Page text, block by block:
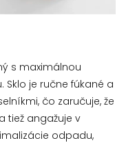
s maximálnou
je ručne fúkané a
čo zaručuje, že
tiež angažuje v
odpadu,